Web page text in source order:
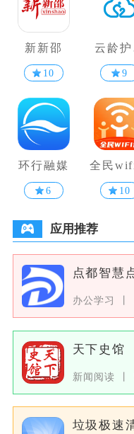
新新邵
10
云龄护
端
9
环行融媒
6
全民
10
应用推荐
点都智慧
办公学习
天下史馆
新闻阅读
垃圾极速